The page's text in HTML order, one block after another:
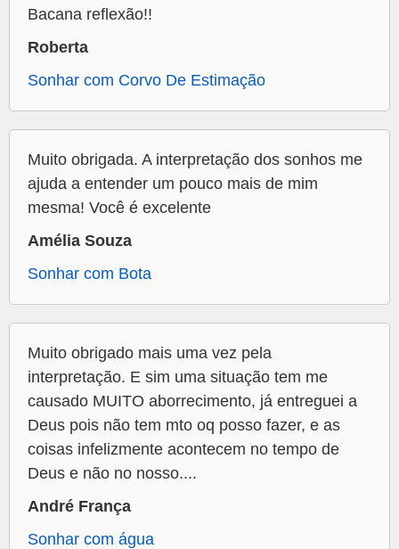
Bacana reflexão!!
Roberta
Sonhar com Corvo De Estimação
Muito obrigada. A interpretação dos sonhos me
ajuda a entender um pouco mais de mim
mesma! Você é excelente
Amélia Souza
Sonhar com Bota
Muito obrigado mais uma vez pela
interpretação. E sim uma situação tem me
causado MUITO aborrecimento, já entreguei a
Deus pois não tem mto oq posso fazer, e as
coisas infelizmente acontecem no tempo de
Deus e não no nosso....
André França
Sonhar com água